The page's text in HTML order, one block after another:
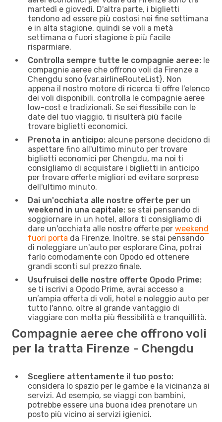
martedì e giovedì. D'altra parte, i biglietti
tendono ad essere più costosi nei fine settimana
e in alta stagione, quindi se voli a metà
settimana o fuori stagione è più facile
risparmiare.
Controlla sempre tutte le compagnie aeree: le
compagnie aeree che offrono voli da Firenze a
Chengdu sono {​var.airlineRouteList}. Non
appena il nostro motore di ricerca ti offre l'elenco
dei voli disponibili, controlla le compagnie aeree
low-cost e tradizionali. Se sei flessibile con le
date del tuo viaggio, ti risulterà più facile
trovare biglietti economici.
Prenota in anticipo: alcune persone decidono di
aspettare fino all'ultimo minuto per trovare
biglietti economici per Chengdu, ma noi ti
consigliamo di acquistare i biglietti in anticipo
per trovare offerte migliori ed evitare sorprese
dell'ultimo minuto.
Dai un'occhiata alle nostre offerte per un
weekend in una capitale: se stai pensando di
soggiornare in un hotel, allora ti consigliamo di
dare un'occhiata alle nostre offerte per weekend
fuori porta da Firenze. Inoltre, se stai pensando
di noleggiare un'auto per esplorare Cina, potrai
farlo comodamente con Opodo ed ottenere
grandi sconti sul prezzo finale.
Usufruisci delle nostre offerte Opodo Prime:
se ti iscrivi a Opodo Prime, avrai accesso a
un’ampia offerta di voli, hotel e noleggio auto per
tutto l'anno, oltre al grande vantaggio di
viaggiare con molta più flessibilità e tranquillità.
Compagnie aeree che offrono voli
per la tratta Firenze - Chengdu
Scegliere attentamente il tuo posto:
considera lo spazio per le gambe e la vicinanza ai
servizi. Ad esempio, se viaggi con bambini,
potrebbe essere una buona idea prenotare un
posto più vicino ai servizi igienici.